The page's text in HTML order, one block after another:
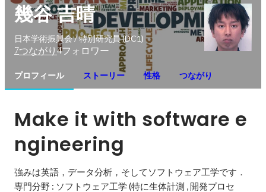
幾谷 吉晴
日本学術振興会 / 特別研究員 (DC1)
7つながり 4フォロワー
プロフィール ストーリー 性格 つながり
Make it with software e
ngineering
強みは英語，データ分析，そしてソフトウェア工学です．
専門分野 : ソフトウェア工学 (特に生体計測 , 開発プロセ